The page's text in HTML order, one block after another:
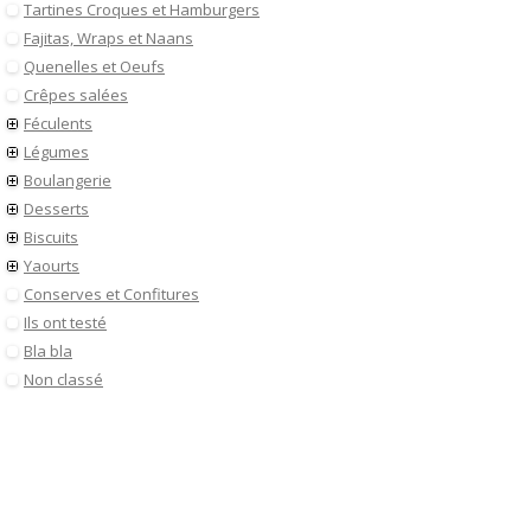
Tartines Croques et Hamburgers
Fajitas, Wraps et Naans
Quenelles et Oeufs
Crêpes salées
Féculents
Légumes
Boulangerie
Desserts
Biscuits
Yaourts
Conserves et Confitures
Ils ont testé
Bla bla
Non classé